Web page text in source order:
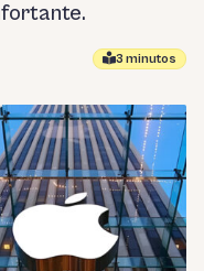
3 minutos